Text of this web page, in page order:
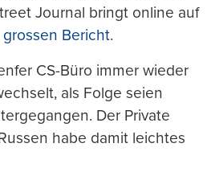
Journal bringt online auf
grossen Bericht.
CS-Büro immer wieder
als Folge seien
Der Private
habe damit leichtes